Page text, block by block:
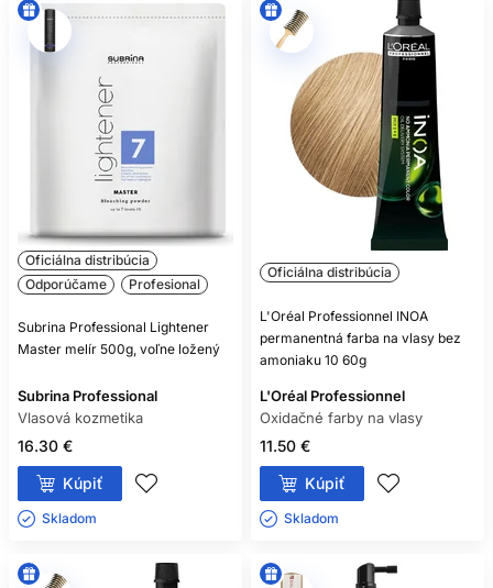
Oficiálna distribúcia
Odporúčame
Profesional
Subrina Professional Lightener
Master melír 500g, voľne ložený
Subrina Professional
Vlasová kozmetika
16.30 €
Kúpiť
Skladom ㅤ
Oficiálna distribúcia
L'Oréal Professionnel INOA
permanentná farba na vlasy bez
amoniaku 10 60g
L'Oréal Professionnel
Oxidačné farby na vlasy
11.50 €
Kúpiť
Skladom ㅤ